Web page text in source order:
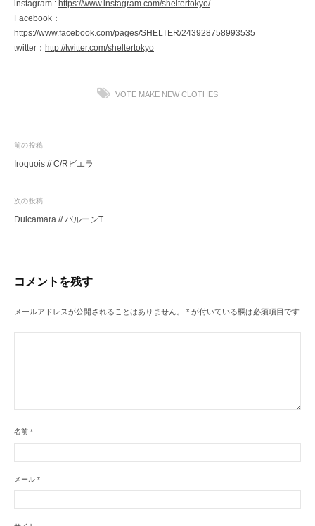
instagram : https://www.instagram.com/sheltertokyo/
Facebook：
https://www.facebook.com/pages/SHELTER/243928758993535
twitter： http://twitter.com/sheltertokyo
VOTE MAKE NEW CLOTHES
投
稿
ビ
ゲ
ョ
ン
前の投稿
Iroquois // C/Rビエラ
次の投稿
Dulcamara // バルーンT
コメントを残す
メールアドレスが公開されることはありません。 * が付いている欄は必須項目です
名前 *
メール *